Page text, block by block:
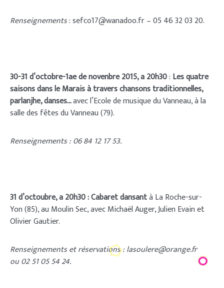
Renseignements: sefco17@wanadoo.fr – 05 46 32 03 20.
30-31 d’octobre-1ae de novenbre 2015, a 20h30: Les quatre
saisons dans le Marais à travers chansons traditionnelles,
parlanjhe, danses…avec l’Ecole de musique du Vanneau, à la
salle des fêtes du Vanneau (79).
Renseignements : 06 84 12 17 53.
31 d’octoubre, a 20h30 : Cabaret dansantà La Roche-sur-
Yon (85), au Moulin Sec, avec Michaël Auger, Julien Evain et
Olivier Gautier.
Renseignements et réservations : lasoulere@orange.fr
ou 02 51 05 54 24.